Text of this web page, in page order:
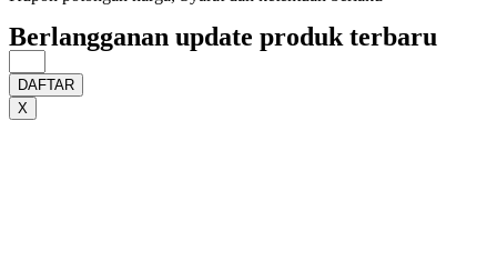
Berlangganan update produk terbaru
DAFTAR
X